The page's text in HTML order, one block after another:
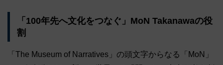
「100年先へ文化をつなぐ」MoN Takanawaの役
割
「The Museum of Narratives」の頭文字からなる「MoN」